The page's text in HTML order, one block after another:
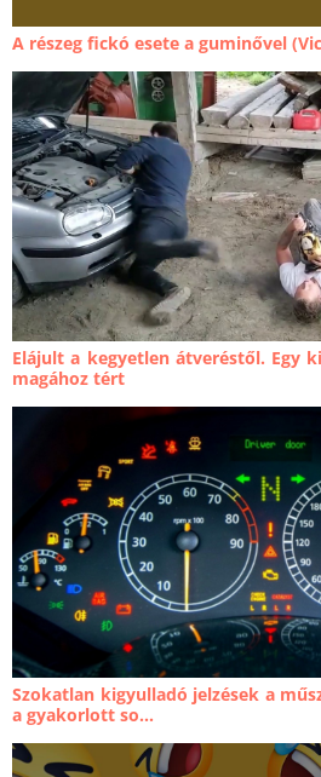
A részeg fickó esete a guminővel
Elájult a kegyetlen átveréstől. Egy
magához tért
Szokatlan kigyulladó jelzések a
a gyakorlott so...